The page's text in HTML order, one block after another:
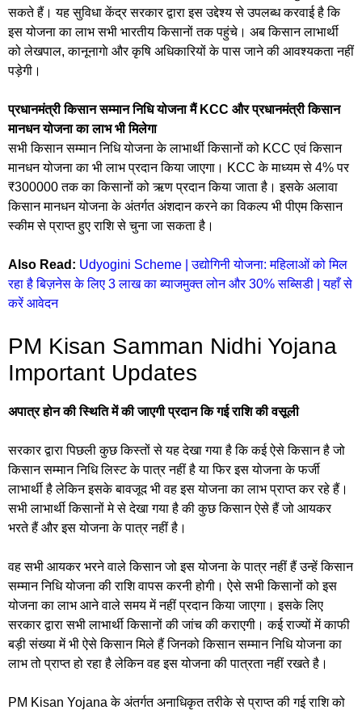
सकते हैं। यह सुविधा केंद्र सरकार द्वारा इस उद्देश्य से उपलब्ध करवाई है कि
इस योजना का लाभ सभी भारतीय किसानों तक पहुंचे। अब किसान लाभार्थी
को लेखपाल, कानूनागाे और कृषि अधिकारियों के पास जाने की आवश्यकता नहीं
पड़ेगी।
प्रधानमंत्री किसान सम्मान निधि योजना मैं KCC और प्रधानमंत्री किसान
मानधन योजना का लाभ भी मिलेगा
सभी किसान सम्मान निधि योजना के लाभार्थी किसानों को KCC एवं किसान
मानधन योजना का भी लाभ प्रदान किया जाएगा। KCC के माध्यम से 4% पर
₹300000 तक का किसानों को ऋण प्रदान किया जाता है। इसके अलावा
किसान मानधन योजना के अंतर्गत अंशदान करने का विकल्प भी पीएम किसान
स्कीम से प्राप्त हुए राशि से चुना जा सकता है।
Also Read: Udyogini Scheme | उद्योगिनी योजना: महिलाओं को मिल
रहा है बिज़नेस के लिए 3 लाख का ब्याजमुक्त लोन और 30% सब्सिडी | यहाँ से
करें आवेदन
PM Kisan Samman Nidhi Yojana
Important Updates
अपात्र होन की स्थिति में की जाएगी प्रदान कि गई राशि की वसूली
सरकार द्वारा पिछली कुछ किस्तों से यह देखा गया है कि कई ऐसे किसान है जो
किसान सम्मान निधि लिस्ट के पात्र नहीं है या फिर इस योजना के फर्जी
लाभार्थी है लेकिन इसके बावजूद भी वह इस योजना का लाभ प्राप्त कर रहे हैं।
सभी लाभार्थी किसानों मे से देखा गया है की कुछ किसान ऐसे हैं जो आयकर
भरते हैं और इस योजना के पात्र नहीं है।
वह सभी आयकर भरने वाले किसान जो इस योजना के पात्र नहीं हैं उन्हें किसान
सम्मान निधि योजना की राशि वापस करनी होगी। ऐसे सभी किसानों को इस
योजना का लाभ आने वाले समय में नहीं प्रदान किया जाएगा। इसके लिए
सरकार द्वारा सभी लाभार्थी किसानों की जांच की कराएगी। कई राज्यों में काफी
बड़ी संख्या में भी ऐसे किसान मिले हैं जिनको किसान सम्मान निधि योजना का
लाभ तो प्राप्त हो रहा है लेकिन वह इस योजना की पात्रता नहीं रखते है।
PM Kisan Yojana के अंतर्गत अनाधिकृत तरीके से प्राप्त की गई राशि को